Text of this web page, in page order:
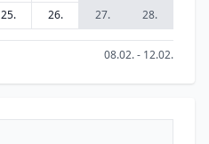
25. 26. 27. 28.
08.02. - 12.02.